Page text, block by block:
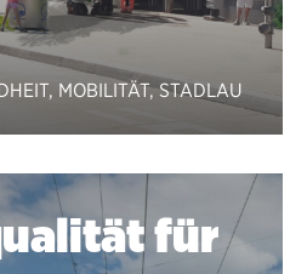
, MOBILITÄT,STADLAU
für